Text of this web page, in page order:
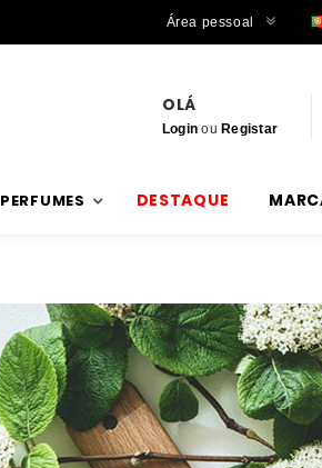
Trabalhamos com stock verdadeiro
Área pessoal
OLÁ
Login ouRegistar
PERFUMES DESTAQUE